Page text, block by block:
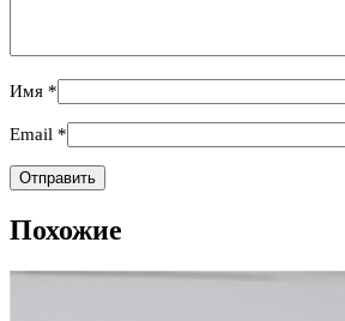
Имя *
Email *
Похожие